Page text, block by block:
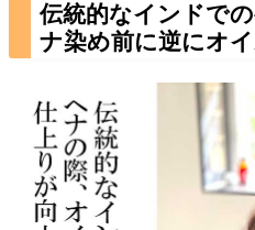
伝統的なインドで
ナ染め前に逆にオ